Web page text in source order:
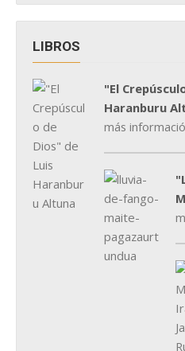
LIBROS
"El
Haranburu
más